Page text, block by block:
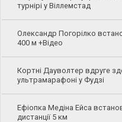
турнірі у Віллемстад
Олександр Погорілко
400 м +Відео
Кортні Дауволтер вдруге
ультрамарафоні у Фудзі
Ефіопка Медіна Ейса
дистанції 5 км